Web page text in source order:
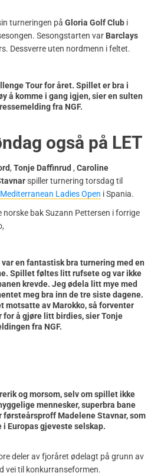
turneringen på Gloria Golf Club i
Sesongstarten var Barclays
Dessverre uten nordmenn i feltet.
Tour for året. Spillet er bra i
å komme i gang igjen, sier en sulten
fra NGF.
også på LET
, Tonje Daffinrud , Caroline
spiller turnering torsdag til
Ladies Open i Spania.
norske bak Suzann Pettersen i forrige
en fantastisk bra turnering med en
Spillet føltes litt rufsete og var ikke
krevde. Jeg ødela litt mye med
meg bra inn de tre siste dagene.
motsatte av Marokko, så forventer
for å gjøre litt birdies, sier Tonje
fra NGF.
og morsom, selv om spillet ikke
mennesker, superbra bane
førsteårsproff Madelene Stavnar, som
i Europas gjeveste selskap.
deler av fjoråret ødelagt på grunn av
vei til konkurranseformen.